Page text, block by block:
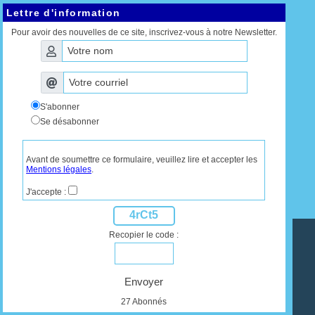
Lettre d'information
Pour avoir des nouvelles de ce site, inscrivez-vous à notre Newsletter.
S'abonner
Se désabonner
Avant de soumettre ce formulaire, veuillez lire et accepter les
Mentions légales.
J'accepte :
4rCt5
Recopier le code :
Envoyer
27 Abonnés